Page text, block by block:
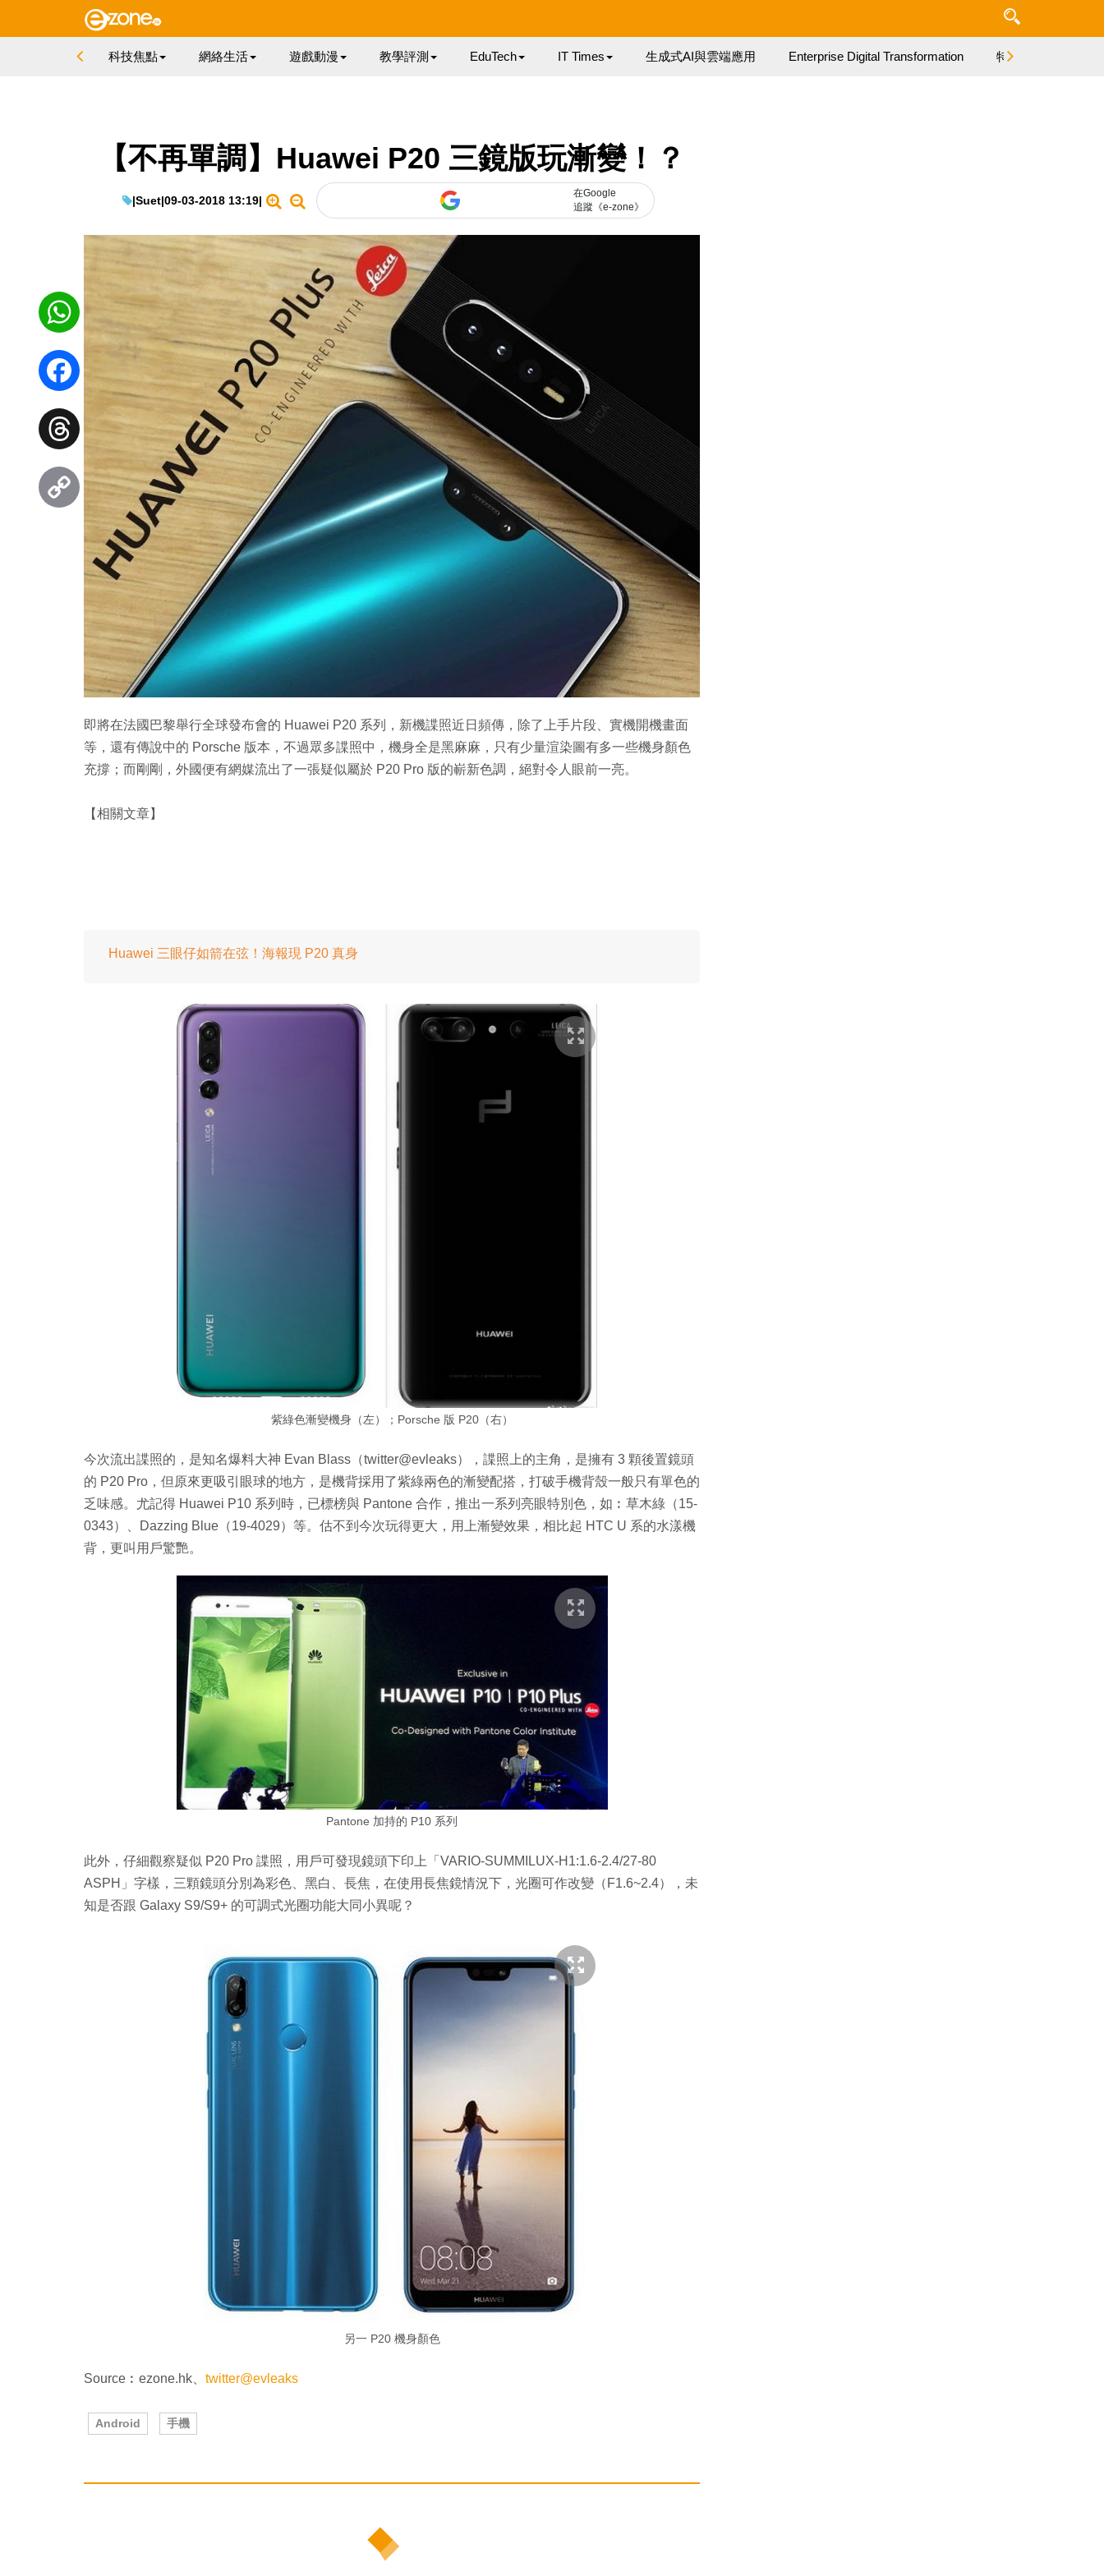
科技焦點 網絡生活 遊戲動漫 教學評測 EduTech IT Times 生成式AI與雲端應用 Enterprise Digital Transformation 特集
【不再單調】Huawei P20 三鏡版玩漸變！？
|Suet|09-03-2018 13:19|
在Google
追蹤《e-zone》
即將在法國巴黎舉行全球發布會的 Huawei P20 系列，新機諜照近日頻傳，除了上手片段、實機開機畫面
等，還有傳說中的 Porsche 版本，不過眾多諜照中，機身全是黑麻麻，只有少量渲染圖有多一些機身顏色
充撐；而剛剛，外國便有網媒流出了一張疑似屬於 P20 Pro 版的嶄新色調，絕對令人眼前一亮。
【相關文章】
Huawei 三眼仔如箭在弦！海報現 P20 真身
紫綠色漸變機身（左）；Porsche 版 P20（右）
今次流出諜照的，是知名爆料大神 Evan Blass（twitter@evleaks），諜照上的主角，是擁有 3 顆後置鏡頭
的 P20 Pro，但原來更吸引眼球的地方，是機背採用了紫綠兩色的漸變配搭，打破手機背殼一般只有單色的
乏味感。尤記得 Huawei P10 系列時，已標榜與 Pantone 合作，推出一系列亮眼特別色，如︰草木綠（15-
0343）、Dazzing Blue（19-4029）等。估不到今次玩得更大，用上漸變效果，相比起 HTC U 系的水漾機
背，更叫用戶驚艷。
Pantone 加持的 P10 系列
此外，仔細觀察疑似 P20 Pro 諜照，用戶可發現鏡頭下印上「VARIO-SUMMILUX-H1:1.6-2.4/27-80
ASPH」字樣，三顆鏡頭分別為彩色、黑白、長焦，在使用長焦鏡情況下，光圈可作改變（F1.6~2.4），未
知是否跟 Galaxy S9/S9+ 的可調式光圈功能大同小異呢？
另一 P20 機身顏色
Source︰ezone.hk、 twitter@evleaks
Android 手機
WhatsApp
Facebook
Threads